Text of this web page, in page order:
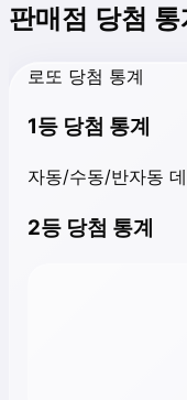
판매점 당첨 통
로또 당첨 통계
1등 당첨 통계
자동/수동/반자동
2등 당첨 통계